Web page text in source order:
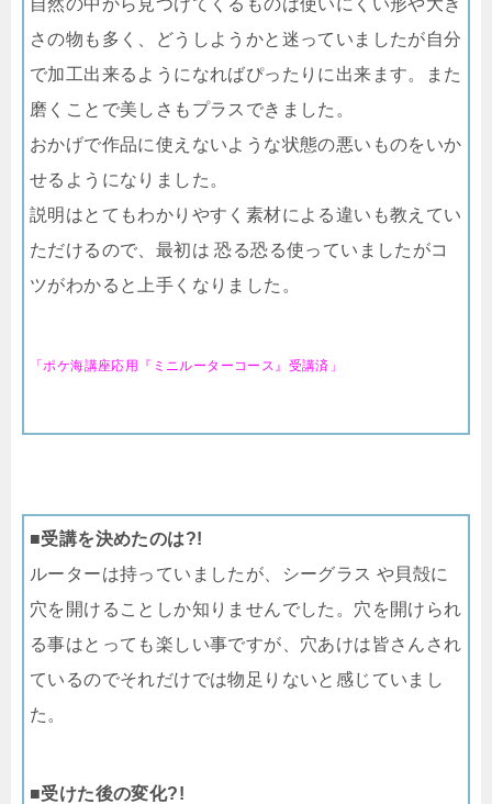
さの物も多く、どうしようかと迷っていましたが自分
で加工出来るようになればぴったりに出来ます。また
磨くことで美しさもプラスできました。
おかげで作品に使えないような状態の悪いものをいか
せるようになりました。
説明はとてもわかりやすく素材による違いも教えてい
ただけるので、最初は 恐る恐る使っていましたがコ
ツがわかると上手くなりました。
「ポケ海講座応用『ミニルーターコース』受講済」
■受講を決めたのは?!
ルーターは持っていましたが、シーグラス や貝殻に
穴を開けることしか知りませんでした。穴を開けられ
る事はとっても楽しい事ですが、穴あけは皆さんされ
ているのでそれだけでは物足りないと感じていまし
た。
■受けた後の変化?!